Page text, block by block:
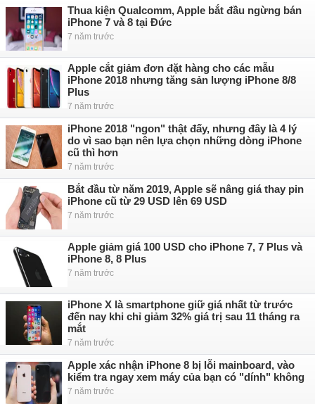
Thua kiện Qualcomm, Apple bắt đầu ngừng bán
iPhone 7 và 8 tại Đức
7 năm trước
Apple cắt giảm đơn đặt hàng cho các mẫu
iPhone 2018 nhưng tăng sản lượng iPhone 8/8
Plus
7 năm trước
iPhone 2018 "ngon" thật đấy, nhưng đây là 4 lý
do vì sao bạn nên lựa chọn những dòng iPhone
cũ thì hơn
7 năm trước
Bắt đầu từ năm 2019, Apple sẽ nâng giá thay pin
iPhone cũ từ 29 USD lên 69 USD
7 năm trước
Apple giảm giá 100 USD cho iPhone 7, 7 Plus và
iPhone 8, 8 Plus
7 năm trước
iPhone X là smartphone giữ giá nhất từ trước
đến nay khi chỉ giảm 32% giá trị sau 11 tháng ra
mắt
7 năm trước
Apple xác nhận iPhone 8 bị lỗi mainboard, vào
kiểm tra ngay xem máy của bạn có "dính" không
7 năm trước